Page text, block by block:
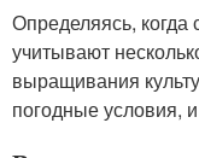
Определяясь, когда
учитывают
выращивания
погодные условия,